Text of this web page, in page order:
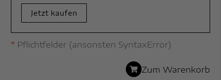
Jetzt kaufen
* Pflichtfelder (ansonsten SyntaxError)
Zum Warenkorb